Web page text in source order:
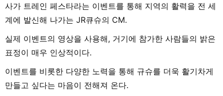
사가 트레인 페스타라는 이벤트를 통해 지역의 활력을 전 세
계에 발신해 나가는 JR큐슈의 CM.
실제 이벤트의 영상을 사용해, 거기에 참가한 사람들의 밝은
표정이 매우 인상적이다.
이벤트를 비롯한 다양한 노력을 통해 규슈를 더욱 활기차게
만들고 싶다는 마음이 전해져 온다.